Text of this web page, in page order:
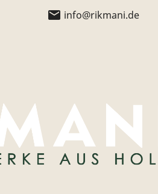
email info@rikmani.de